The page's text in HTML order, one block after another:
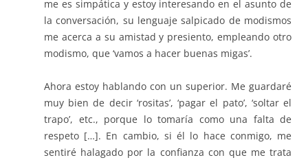
me es simpática y estoy interesando en el asunto de
la conversación, su lenguaje salpicado de modismos
me acerca a su amistad y presiento, empleando otro
modismo, que ‘vamos a hacer buenas migas’.
Ahora estoy hablando con un superior. Me guardaré
muy bien de decir ‘rositas’, ‘pagar el pato’, ‘soltar el
trapo’, etc., porque lo tomaría como una falta de
respeto […]. En cambio, si él lo hace conmigo, me
sentiré halagado por la confianza con que me trata